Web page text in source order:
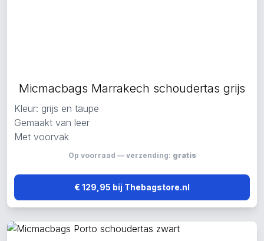
Micmacbags Marrakech schoudertas grijs
Kleur: grijs en taupe
Gemaakt van leer
Met voorvak
Op voorraad — verzending: gratis
€ 129,95 bij Thebagstore.nl